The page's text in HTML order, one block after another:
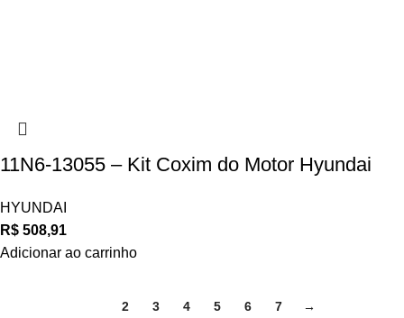
11N6-13055 – Kit Coxim do Motor Hyundai
HYUNDAI
R$ 508,91
Adicionar ao carrinho
2 3 4 5 6 7 →